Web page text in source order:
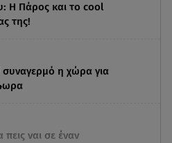
Η Πάρος και το cool
της!
συναγερμό η χώρα για
ναι σε έναν